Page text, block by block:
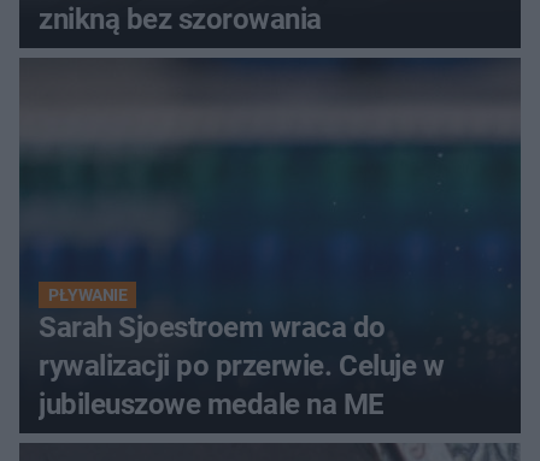
znikną bez szorowania
PŁYWANIE
Sarah Sjoestroem wraca do
rywalizacji po przerwie. Celuje w
jubileuszowe medale na ME